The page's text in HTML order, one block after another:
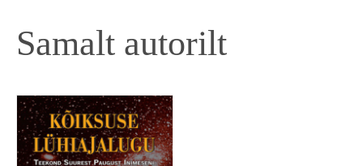
Samalt autorilt